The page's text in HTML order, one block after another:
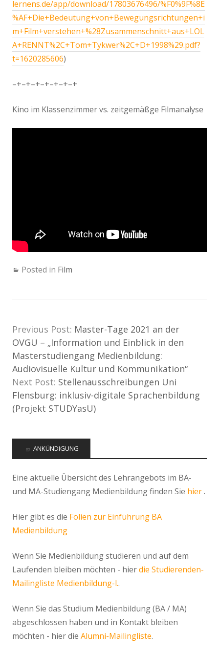
lernens.de/app/download/17803676496/%F0%9F%8E
%AF+Die+Bedeutung+von+Bewegungsrichtungen+i
m+Film+verstehen+%28Zusammenschnitt+aus+LOL
A+RENNT%2C+Tom+Tykwer%2C+D+1998%29.pdf?
t=1620285606)
–+–+–+–+–+–+–+
Kino im Klassenzimmer vs. zeitgemäßge Filmanalyse
Posted in Film
Previous Post: Master-Tage 2021 an der
OVGU – „Information und Einblick in den
Masterstudiengang Medienbildung:
Audiovisuelle Kultur und Kommunikation“
Next Post: Stellenausschreibungen Uni
Flensburg: inklusiv-digitale Sprachenbildung
(Projekt STUDYasU)
ANKÜNDIGUNG
Eine aktuelle Übersicht des Lehrangebots im BA-
und MA-Studiengang Medienbildung finden Sie hier.
Hier gibt es die Folien zur Einführung BA
Medienbildung
Wenn Sie Medienbildung studieren und auf dem
Laufenden bleiben möchten - hierdie Studierenden-
Mailingliste Medienbildung-l..
Wenn Sie das Studium Medienbildung (BA / MA)
abgeschlossen haben und in Kontakt bleiben
möchten - hier die Alumni-Mailingliste.